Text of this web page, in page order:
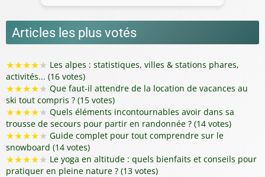
Articles les plus votés
★★★★★ Les alpes : statistiques, villes & stations phares,
activités... (16 votes)
★★★★★ Que faut-il attendre de la location de vacances au
ski tout compris ? (15 votes)
★★★★★ Quels éléments incontournables avoir dans sa
trousse de secours pour partir en randonnée ? (14 votes)
★★★★★ Guide complet pour tout comprendre sur le
snowboard (14 votes)
★★★★★ Le yoga en altitude : quels bienfaits et conseils pour
pratiquer en pleine nature ? (13 votes)